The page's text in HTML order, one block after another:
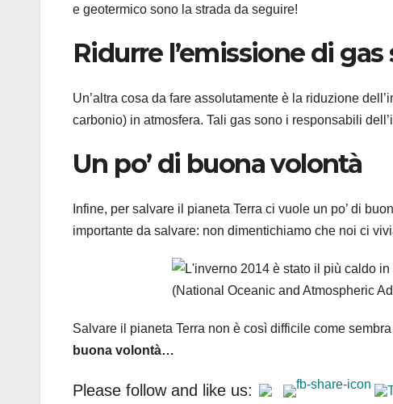
e geotermico sono la strada da seguire!
Ridurre l’emissione di gas
Un’altra cosa da fare assolutamente è la riduzione
carbonio) in atmosfera. Tali gas sono i responsabili
Un po’ di buona volontà
Infine, per salvare il pianeta Terra ci vuole un po’ di
importante da salvare: non dimentichiamo che noi ci
Salvare il pianeta Terra non è così difficile come
buona volontà…
Please follow and like us: